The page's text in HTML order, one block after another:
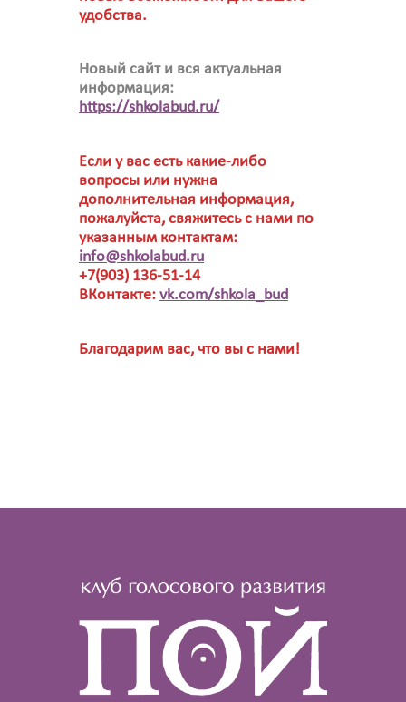
удобства.
Новый сайт и вся актуальная
информация:
https://shkolabud.ru/
Если у вас есть какие-либо
вопросы или нужна
дополнительная информация,
пожалуйста, свяжитесь с нами по
указанным контактам:
info@shkolabud.ru
+7(903) 136-51-14
ВКонтакте:vk.com/shkola_bud
Благодарим вас, что вы с нами!